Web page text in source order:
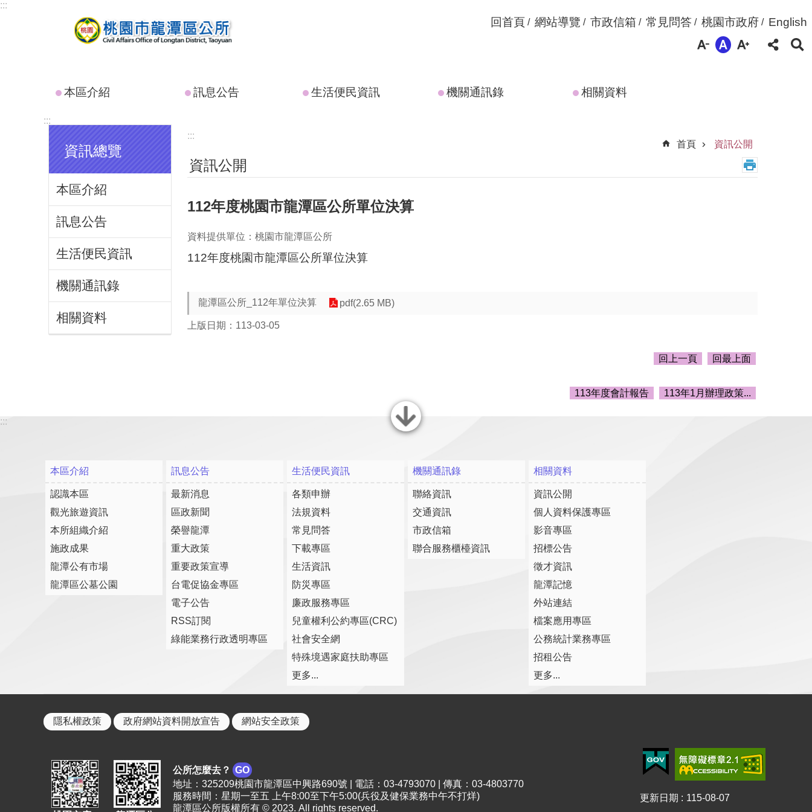
跳到主要內容區塊
:::
回首頁 網站導覽 市政信箱 常見問答 桃園市政府 English
本區介紹 訊息公告 生活便民資訊 機關通訊錄 相關資料
:::
資訊總覽
本區介紹
訊息公告
生活便民資訊
機關通訊錄
相關資料
:::
首頁
資訊公開
資訊公開
112年度桃園市龍潭區公所單位決算
資料提供單位：桃園市龍潭區公所
112年度桃園市龍潭區公所單位決算
龍潭區公所_112年單位決算 pdf(2.65 MB)
上版日期：113-03-05
回上一頁 回最上面
113年度會計報告 113年1月辦理政策...
關閉
:::
本區介紹
認識本區
觀光旅遊資訊
本所組織介紹
施政成果
龍潭公有市場
龍潭區公墓公園
訊息公告
最新消息
區政新聞
榮譽龍潭
重大政策
重要政策宣導
台電促協金專區
電子公告
RSS訂閱
綠能業務行政透明專區
生活便民資訊
各類申辦
法規資料
常見問答
下載專區
生活資訊
防災專區
廉政服務專區
兒童權利公約專區(CRC)
社會安全網
特殊境遇家庭扶助專區
更多...
機關通訊錄
聯絡資訊
交通資訊
市政信箱
聯合服務櫃檯資訊
相關資料
資訊公開
個人資料保護專區
影音專區
招標公告
徵才資訊
龍潭記憶
外站連結
檔案應用專區
公務統計業務專區
招租公告
更多...
隱私權政策 政府網站資料開放宣告 網站安全政策
公所怎麼去？
GO
地址：325209桃園市龍潭區中興路690號 | 電話：03-4793070 | 傳真：03-4803770
服務時間：星期一至五 上午8:00至下午5:00(兵役及健保業務中午不打烊)
龍潭區公所版權所有 © 2023. All rights reserved.
更新日期 115-08-07